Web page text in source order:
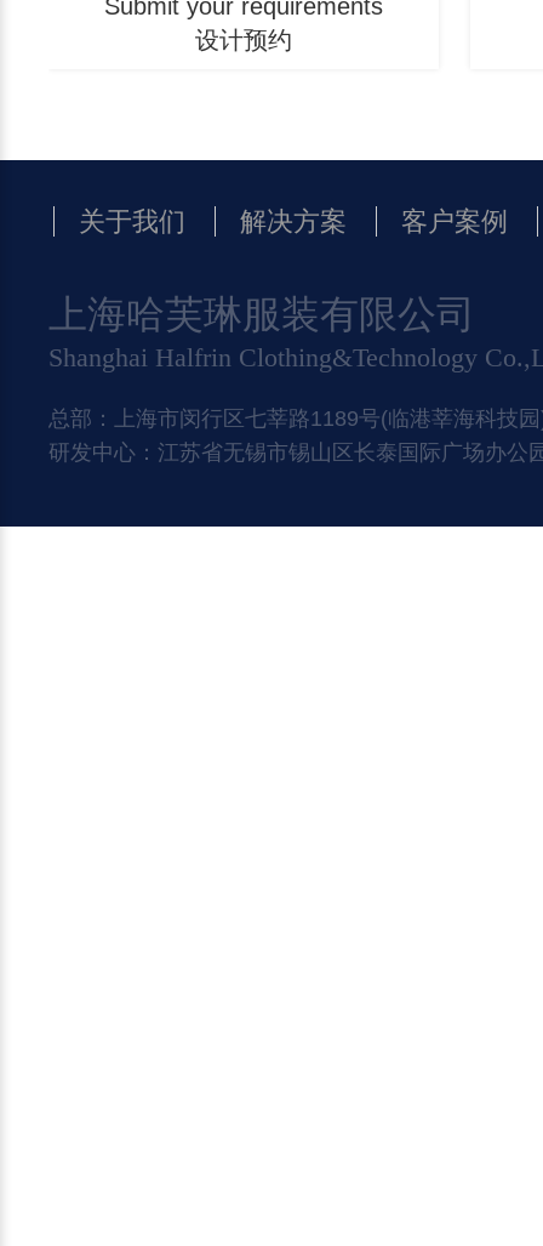
Submit your requirements
设计预约
关于我们 解决方案 客户案例
上海哈芙琳服装有限公司
Shanghai Halfrin Clothing&Technology
总部：上海市闵行区七莘路1189号(临港莘海科技
研发中心：江苏省无锡市锡山区长泰国际广场办公